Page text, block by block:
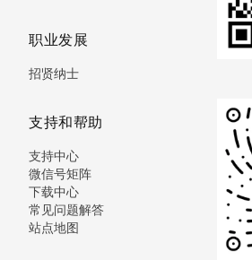
职业发展
招贤纳士
支持和帮助
支持中心
微信号矩阵
下载中心
常见问题解答
站点地图